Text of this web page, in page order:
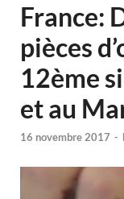
France:
pièces
12ème
et au
16 novembre 2017 -